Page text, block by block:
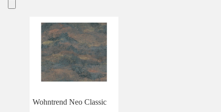
Wohntrend Neo Classic